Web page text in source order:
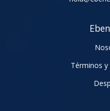
Términos y